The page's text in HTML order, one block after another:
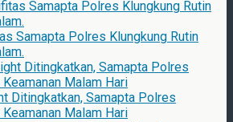
Samapta Polres Klungkung Rutin
Ditingkatkan, Samapta Polres
Malam Hari